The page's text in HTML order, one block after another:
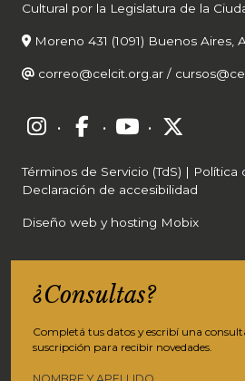
Cultural por la Legislatura de la
Moreno 431 (1091) Buenos Aires,
correo@celcit.org.ar /
· · ·
Términos de Servicio (TdS) | Política
Declaración de accesibilidad
Diseño web y hosting Mobix
¿Consultas?
Completá tus datos y escribí una
suscripción para recibir novedades.